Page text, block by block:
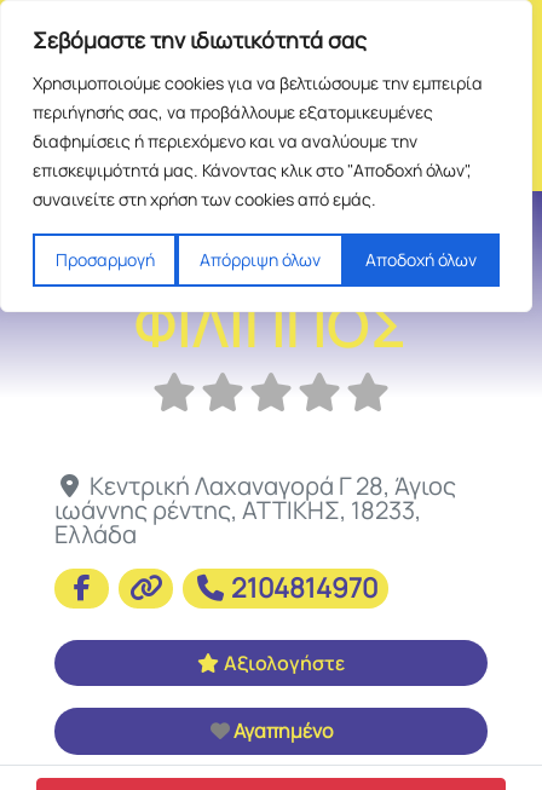
Σεβόμαστε την ιδιωτικότητά σας
Χρησιμοποιούμε cookies για να βελτιώσουμε την εμπειρία
περιήγησής σας, να προβάλλουμε εξατομικευμένες
διαφημίσεις ή περιεχόμενο και να αναλύουμε την
επισκεψιμότητά μας. Κάνοντας κλικ στο "Αποδοχή όλων",
συναινείτε στη χρήση των cookies από εμάς.
Προσαρμογή Απόρριψη όλων Αποδοχή όλων
ΚΟΪΝΗΣ
ΦΙΛΙΠΠΟΣ
Κεντρική Λαχαναγορά Γ 28, Άγιος
ιωάννης ρέντης, ΑΤΤΙΚΗΣ, 18233,
Ελλάδα
2104814970
Αξιολογήστε
Αγαπημένο